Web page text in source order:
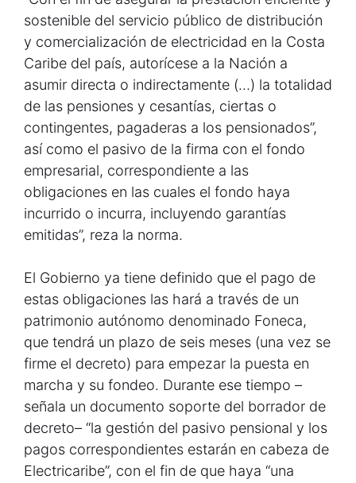
sostenible del servicio público de distribución
y comercialización de electricidad en la Costa
Caribe del país, autorícese a la Nación a
asumir directa o indirectamente (…) la totalidad
de las pensiones y cesantías, ciertas o
contingentes, pagaderas a los pensionados”,
así como el pasivo de la firma con el fondo
empresarial, correspondiente a las
obligaciones en las cuales el fondo haya
incurrido o incurra, incluyendo garantías
emitidas”, reza la norma.
El Gobierno ya tiene definido que el pago de
estas obligaciones las hará a través de un
patrimonio autónomo denominado Foneca,
que tendrá un plazo de seis meses (una vez se
firme el decreto) para empezar la puesta en
marcha y su fondeo. Durante ese tiempo –
señala un documento soporte del borrador de
decreto– “la gestión del pasivo pensional y los
pagos correspondientes estarán en cabeza de
Electricaribe”, con el fin de que haya “una